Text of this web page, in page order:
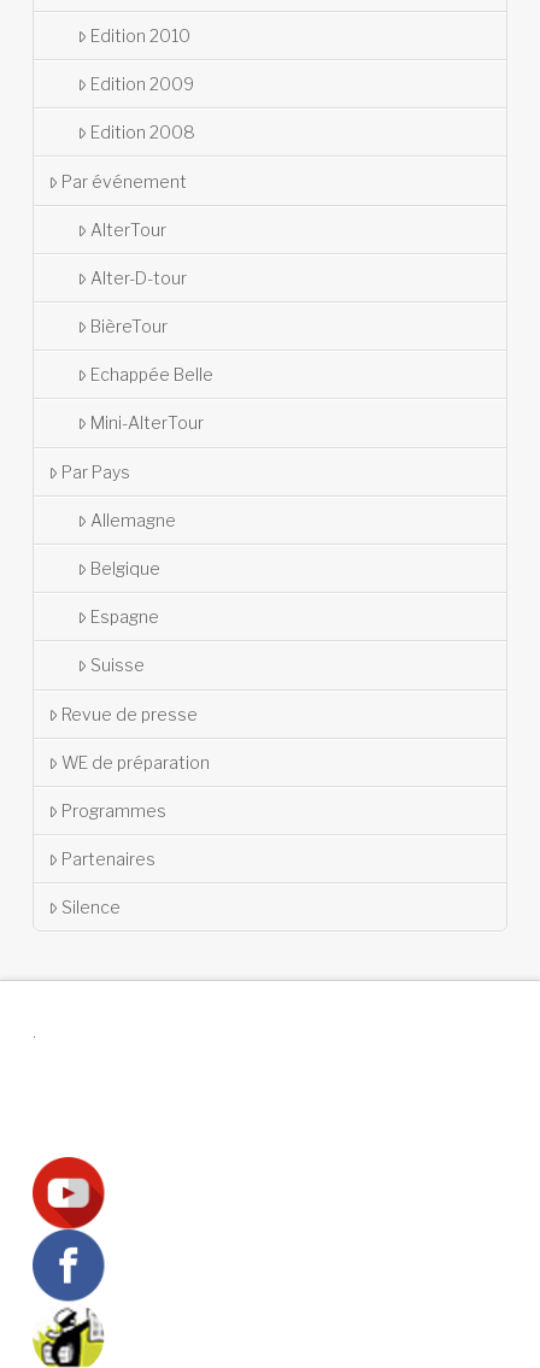
Edition 2010
Edition 2009
Edition 2008
Par événement
AlterTour
Alter-D-tour
BièreTour
Echappée Belle
Mini-AlterTour
Par Pays
Allemagne
Belgique
Espagne
Suisse
Revue de presse
WE de préparation
Programmes
Partenaires
Silence